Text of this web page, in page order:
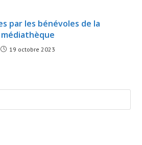
par les bénévoles de la
médiathèque
19 octobre 2023